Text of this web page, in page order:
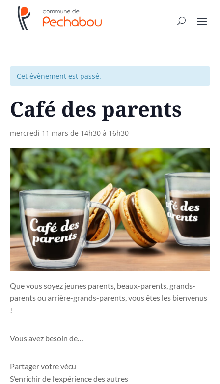
Cet évènement est passé.
Café des parents
mercredi 11 mars de 14h30 à 16h30
Que vous soyez jeunes parents, beaux-parents, grands-
parents ou arrière-grands-parents, vous êtes les bienvenus
!
Vous avez besoin de…
Partager votre vécu
S’enrichir de l’expérience des autres